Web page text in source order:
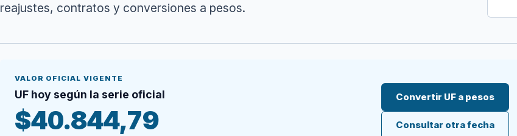
reajustes, contratos y conversiones a pesos.
VALOR OFICIAL VIGENTE
UF hoy según la serie oficial
$40.844,79
Convertir UF a pesos
Consultar otra fecha